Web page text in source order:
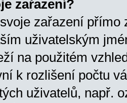
zařazení?
zařazení přímo
uživatelským
na použitém
k rozlišení počtu
uživatelů, např.